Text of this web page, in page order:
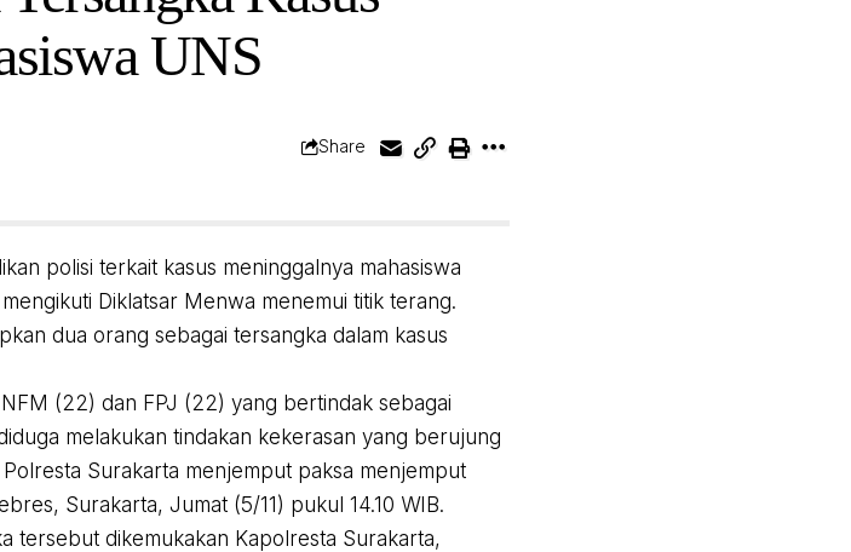
UNS
Share
polisi terkait kasus meninggalnya mahasiswa
Diklatsar Menwa menemui titik terang.
dua orang sebagai tersangka dalam kasus
(22) dan FPJ (22) yang bertindak sebagai
melakukan tindakan kekerasan yang berujung
Surakarta menjemput paksa menjemput
Surakarta, Jumat (5/11) pukul 14.10 WIB.
tersebut dikemukakan Kapolresta Surakarta,